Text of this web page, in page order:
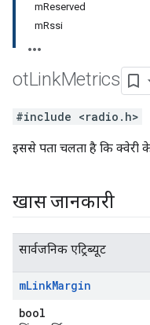
mReserved
mRssi
otLinkMetrics
#include <radio.h>
इससे पता चलता है कि क्वेरी
खास जानकारी
सार्वजनिक एट्रिब्यूट
mLinkMargin
bool